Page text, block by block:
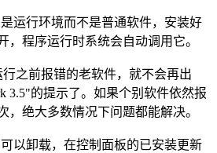
是运行环境而不是普通软件，安装好
，程序运行时系统会自动调用它。
之前报错的老软件，就不会再出
3.5"的提示了。如果个别软件依然报
，绝大多数情况下问题都能解决。
可以卸载，在控制面板的已安装更新